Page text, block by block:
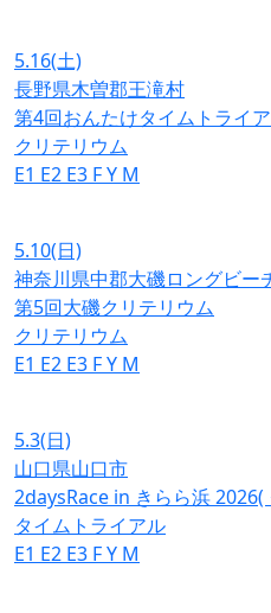
5.16(土)
長野県木曽郡王滝村
第4回おんたけタイムトライ
クリテリウム
E1 E2 E3 FY M
5.10(日)
神奈川県中郡大磯ロングビー
第5回大磯クリテリウム
クリテリウム
E1 E2 E3 FY M
5.3(日)
山口県山口市
2daysRace in きらら浜 2026(
タイムトライアル
E1 E2 E3 FY M